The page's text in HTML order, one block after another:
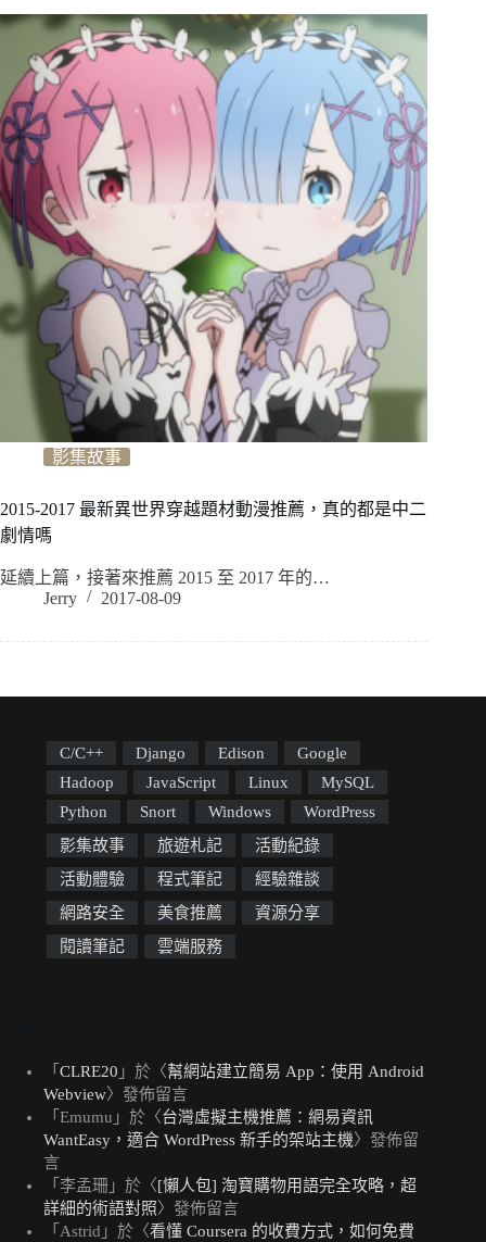
影集故事
2015-2017 最新異世界穿越題材動漫推薦，真的都是中二
劇情嗎
延續上篇，接著來推薦 2015 至 2017 年的…
Jerry
2017-08-09
C/C++ Django Edison
Google
Hadoop
JavaScript Linux
MySQL
Python
Snort Windows
WordPress
影集故事
旅遊札記
活動紀錄
活動體驗
程式筆記
經驗雜談
網路安全
美食推薦
資源分享
閱讀筆記
雲端服務
「 CLRE20 」於〈幫網站建立簡易 App：使用 Android
Webview〉發佈留言
「 Emumu 」於〈台灣虛擬主機推薦：網易資訊
WantEasy，適合 WordPress 新手的架站主機〉發佈留
言
「 李孟珊 」於〈[懶人包] 淘寶購物用語完全攻略，超
詳細的術語對照〉發佈留言
「 Astrid 」於〈看懂 Coursera 的收費方式，如何免費